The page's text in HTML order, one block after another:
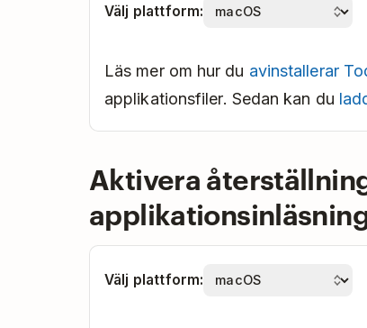
Välj plattform:
Läs mer om hur du avinstallerar
applikationsfiler. Sedan kan du
Aktivera
Välj plattform: